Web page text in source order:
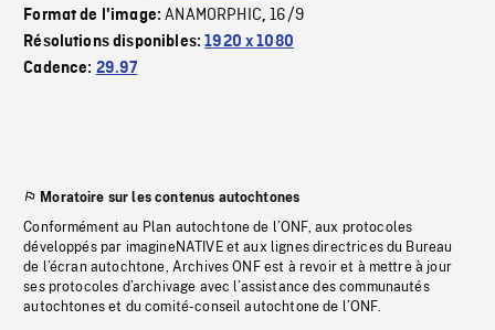
Format de l'image:ANAMORPHIC,16/9
Résolutions disponibles:1920 x 1080
Cadence: 29.97
Moratoire sur les contenus autochtones
Conformément au Plan autochtone de l’ONF, aux protocoles
développés par imagineNATIVE et aux lignes directrices du Bureau
de l’écran autochtone, Archives ONF est à revoir et à mettre à jour
ses protocoles d’archivage avec l’assistance des communautés
autochtones et du comité-conseil autochtone de l’ONF.